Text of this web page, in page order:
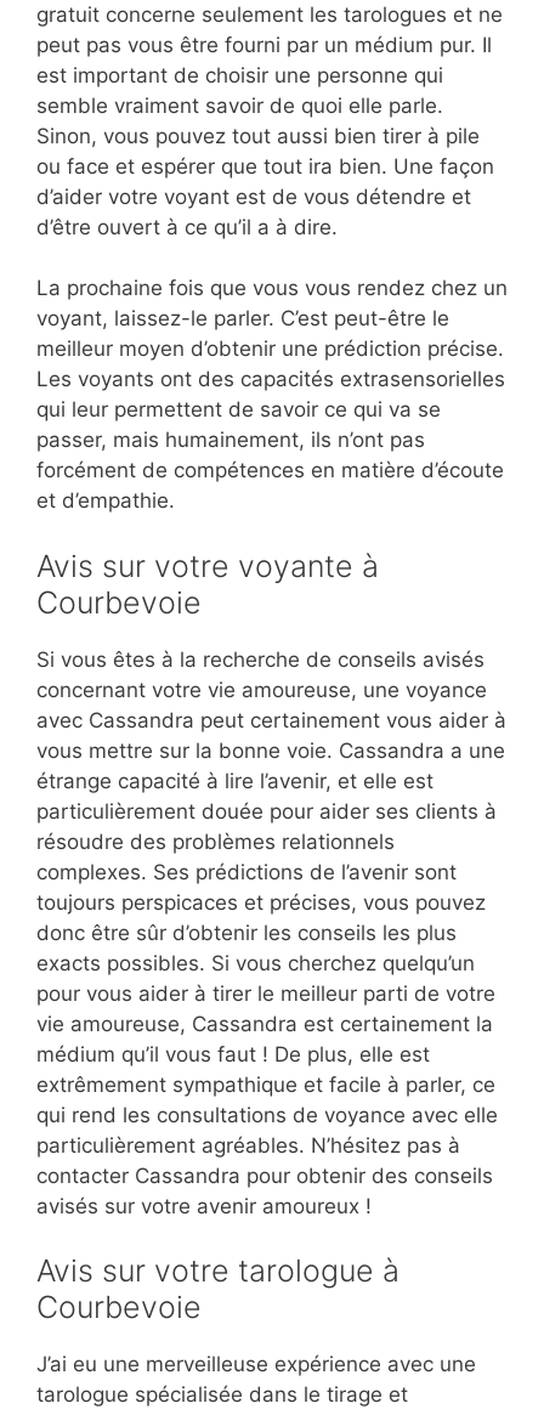
gratuit concerne seulement les tarologues et ne
peut pas vous être fourni par un médium pur. Il
est important de choisir une personne qui
semble vraiment savoir de quoi elle parle.
Sinon, vous pouvez tout aussi bien tirer à pile
ou face et espérer que tout ira bien. Une façon
d’aider votre voyant est de vous détendre et
d’être ouvert à ce qu’il a à dire.
La prochaine fois que vous vous rendez chez un
voyant, laissez-le parler. C’est peut-être le
meilleur moyen d’obtenir une prédiction précise.
Les voyants ont des capacités extrasensorielles
qui leur permettent de savoir ce qui va se
passer, mais humainement, ils n’ont pas
forcément de compétences en matière d’écoute
et d’empathie.
Avis sur votre voyante à
Courbevoie
Si vous êtes à la recherche de conseils avisés
concernant votre vie amoureuse, une voyance
avec Cassandra peut certainement vous aider à
vous mettre sur la bonne voie. Cassandra a une
étrange capacité à lire l’avenir, et elle est
particulièrement douée pour aider ses clients à
résoudre des problèmes relationnels
complexes. Ses prédictions de l’avenir sont
toujours perspicaces et précises, vous pouvez
donc être sûr d’obtenir les conseils les plus
exacts possibles. Si vous cherchez quelqu’un
pour vous aider à tirer le meilleur parti de votre
vie amoureuse, Cassandra est certainement la
médium qu’il vous faut ! De plus, elle est
extrêmement sympathique et facile à parler, ce
qui rend les consultations de voyance avec elle
particulièrement agréables. N’hésitez pas à
contacter Cassandra pour obtenir des conseils
avisés sur votre avenir amoureux !
Avis sur votre tarologue à
Courbevoie
J’ai eu une merveilleuse expérience avec une
tarologue spécialisée dans le tirage et